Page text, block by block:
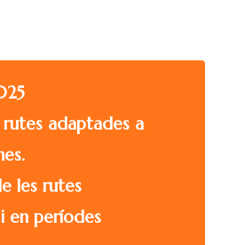
adaptades a
les rutes
en períodes